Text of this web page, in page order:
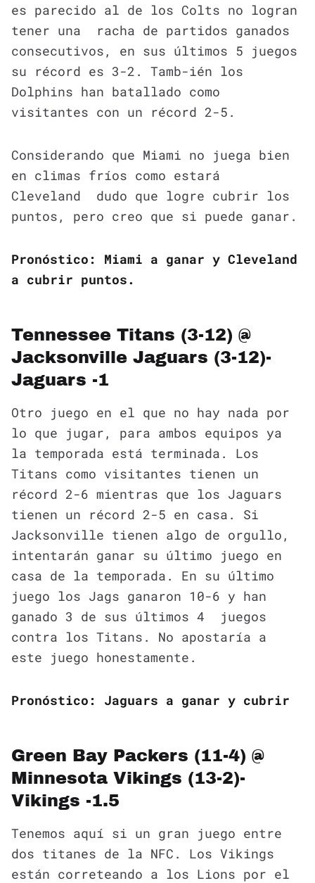
es parecido al de los Colts no logran
tener una racha de partidos ganados
consecutivos, en sus últimos 5 juegos
su récord es 3-2. Tamb-ién los
Dolphins han batallado como
visitantes con un récord 2-5.
Considerando que Miami no juega bien
en climas fríos como estará
Cleveland dudo que logre cubrir los
puntos, pero creo que si puede ganar.
Pronóstico: Miami a ganar y Cleveland
a cubrir puntos.
Tennessee Titans (3-12) @
Jacksonville Jaguars (3-12)-
Jaguars -1
Otro juego en el que no hay nada por
lo que jugar, para ambos equipos ya
la temporada está terminada. Los
Titans como visitantes tienen un
récord 2-6 mientras que los Jaguars
tienen un récord 2-5 en casa. Si
Jacksonville tienen algo de orgullo,
intentarán ganar su último juego en
casa de la temporada. En su último
juego los Jags ganaron 10-6 y han
ganado 3 de sus últimos 4 juegos
contra los Titans. No apostaría a
este juego honestamente.
Pronóstico: Jaguars a ganar y cubrir
Green Bay Packers (11-4) @
Minnesota Vikings (13-2)-
Vikings -1.5
Tenemos aquí si un gran juego entre
dos titanes de la NFC. Los Vikings
están correteando a los Lions por el